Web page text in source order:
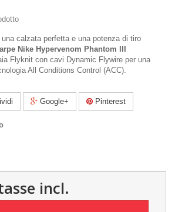
calzata perfetta e una potenza di tiro
Nike Hypervenom Phantom III
Flyknit con cavi Dynamic Flywire per una
All Conditions Control (ACC).
Google+ Pinterest
incl.